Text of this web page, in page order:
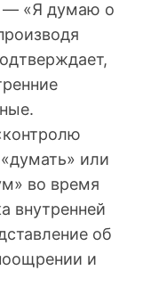
— «Я думаю о
или
во время
внутренней
об
и